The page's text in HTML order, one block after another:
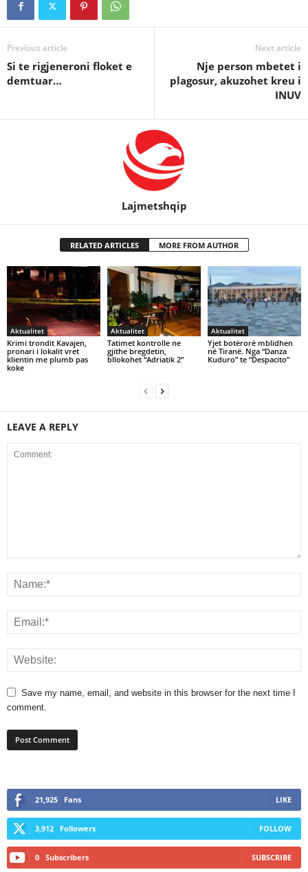
Previous article
Si te rigjeneroni floket e
demtuar…
Next article
Nje person mbetet i
plagosur, akuzohet kreu i
INUV
Lajmetshqip
RELATED ARTICLES MORE FROM AUTHOR
Aktualitet
Krimi trondit Kavajen,
pronari i lokalit vret
klientin me plumb pas
koke
Aktualitet
Tatimet kontrolle ne
gjithe bregdetin,
bllokohet “Adriatik 2”
Aktualitet
Yjet botërorë mblidhen
në Tiranë. Nga “Danza
Kuduro” te “Despacito”
LEAVE A REPLY
Save my name, email, and website in this browser for the next time I
comment.
21,925 Fans LIKE
3,912 Followers FOLLOW
0 Subscribers SUBSCRIBE